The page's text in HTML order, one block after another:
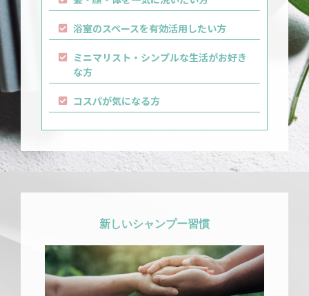
浴室のスペースを有効活用したい方
ミニマリスト・シンプルな生活がお好き
な方
コスパが気になる方
新しいシャンプー習慣